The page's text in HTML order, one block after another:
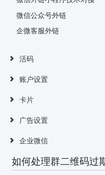
微信公众号外链
企微客服外链
活码
账户设置
卡片
广告设置
企业微信
如何处理群二维码过